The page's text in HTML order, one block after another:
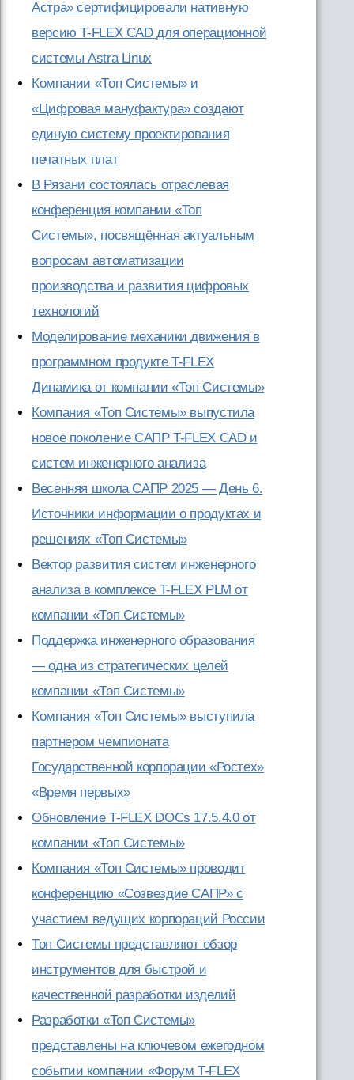
Астра» сертифицировали нативную
версию T-FLEX CAD для операционной
системы Astra Linux
Компании «Топ Системы» и
«Цифровая мануфактура» создают
единую систему проектирования
печатных плат
В Рязани состоялась отраслевая
конференция компании «Топ
Системы», посвящённая актуальным
вопросам автоматизации
производства и развития цифровых
технологий
Моделирование механики движения в
программном продукте T-FLEX
Динамика от компании «Топ Системы»
Компания «Топ Системы» выпустила
новое поколение САПР T-FLEX CAD и
систем инженерного анализа
Весенняя школа САПР 2025 — День 6.
Источники информации о продуктах и
решениях «Топ Системы»
Вектор развития систем инженерного
анализа в комплексе T-FLEX PLM от
компании «Топ Системы»
Поддержка инженерного образования
— одна из стратегических целей
компании «Топ Системы»
Компания «Топ Системы» выступила
партнером чемпионата
Государственной корпорации «Ростех»
«Время первых»
Обновление T-FLEX DOCs 17.5.4.0 от
компании «Топ Системы»
Компания «Топ Системы» проводит
конференцию «Созвездие САПР» с
участием ведущих корпораций России
Топ Системы представляют обзор
инструментов для быстрой и
качественной разработки изделий
Разработки «Топ Системы»
представлены на ключевом ежегодном
событии компании «Форум T-FLEX